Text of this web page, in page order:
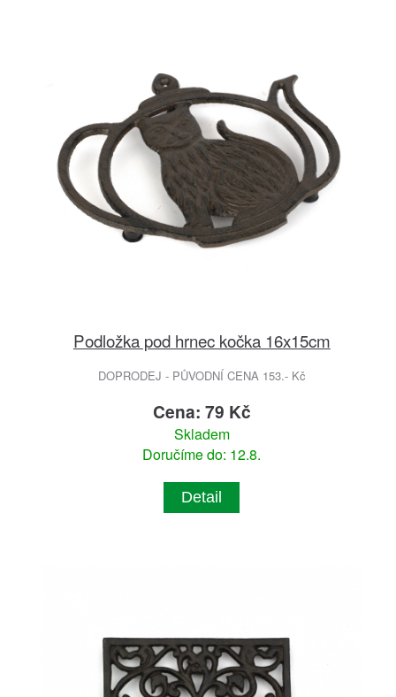
Podložka pod hrnec kočka 16x15cm
DOPRODEJ - PŮVODNÍ CENA 153.- Kč
Cena: 79 Kč
Skladem
Doručíme do: 12.8.
Detail